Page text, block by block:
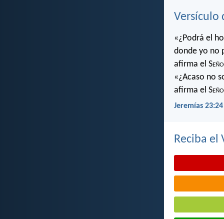
Versículo
«¿Podrá el
donde yo no
afirma el S
«¿Acaso no
afirma el S
Jeremías 23:24
Reciba el